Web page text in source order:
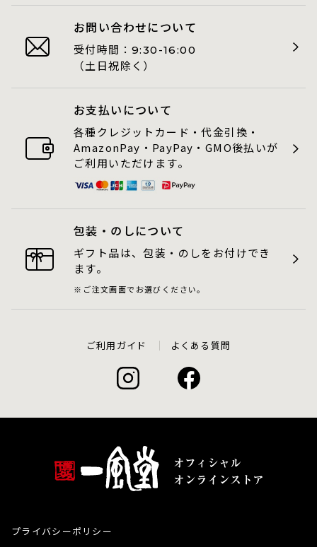
お問い合わせについて
受付時間： 9:30-16:00
（土日祝除く）
お支払いについて
各種クレジットカード・代金引換・
AmazonPay・PayPay・GMO後払いが
ご利用いただけます。
包装・のしについて
ギフト品は、包装・のしをお付けでき
ます。
ご注文画面でお選びください。
ご利用ガイド よくある質問
プライバシーポリシー